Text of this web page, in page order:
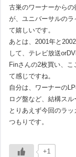
古巣のワーナーから
が、ユニバーサルの
て嬉しいです。
あとは、2001年と
して、テレビ放送
Finさんの2枚買い、
て感じですね。
自分は、ワーナーの
ログ盤など、結構スル
とりあえず今回のラ
つもりです。
+1